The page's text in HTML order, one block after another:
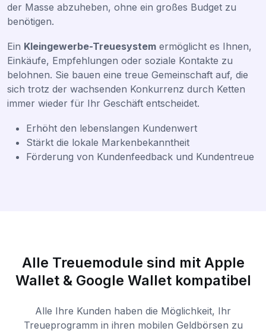
der Masse abzuheben, ohne ein großes Budget zu
benötigen.
Ein Kleingewerbe-Treuesystem ermöglicht es Ihnen,
Einkäufe, Empfehlungen oder soziale Kontakte zu
belohnen. Sie bauen eine treue Gemeinschaft auf, die
sich trotz der wachsenden Konkurrenz durch Ketten
immer wieder für Ihr Geschäft entscheidet.
Erhöht den lebenslangen Kundenwert
Stärkt die lokale Markenbekanntheit
Förderung von Kundenfeedback und Kundentreue
Alle Treuemodule sind mit Apple
Wallet & Google Wallet kompatibel
Alle Ihre Kunden haben die Möglichkeit, Ihr
Treueprogramm in ihren mobilen Geldbörsen zu